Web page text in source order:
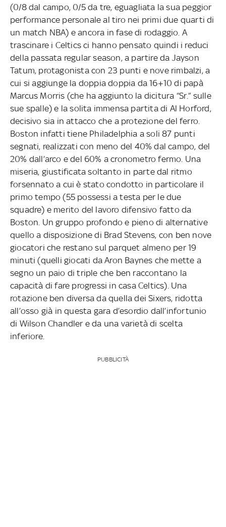
(0/8 dal campo, 0/5 da tre, eguagliata la sua peggior
performance personale al tiro nei primi due quarti di
un match NBA) e ancora in fase di rodaggio. A
trascinare i Celtics ci hanno pensato quindi i reduci
della passata regular season, a partire da Jayson
Tatum, protagonista con 23 punti e nove rimbalzi, a
cui si aggiunge la doppia doppia da 16+10 di papà
Marcus Morris (che ha aggiunto la dicitura “Sr.” sulle
sue spalle) e la solita immensa partita di Al Horford,
decisivo sia in attacco che a protezione del ferro.
Boston infatti tiene Philadelphia a soli 87 punti
segnati, realizzati con meno del 40% dal campo, del
20% dall’arco e del 60% a cronometro fermo. Una
miseria, giustificata soltanto in parte dal ritmo
forsennato a cui è stato condotto in particolare il
primo tempo (55 possessi a testa per le due
squadre) e merito del lavoro difensivo fatto da
Boston. Un gruppo profondo e pieno di alternative
quello a disposizione di Brad Stevens, con ben nove
giocatori che restano sul parquet almeno per 19
minuti (quelli giocati da Aron Baynes che mette a
segno un paio di triple che ben raccontano la
capacità di fare progressi in casa Celtics). Una
rotazione ben diversa da quella dei Sixers, ridotta
all’osso già in questa gara d’esordio dall’infortunio
di Wilson Chandler e da una varietà di scelta
inferiore.
PUBBLICITÀ